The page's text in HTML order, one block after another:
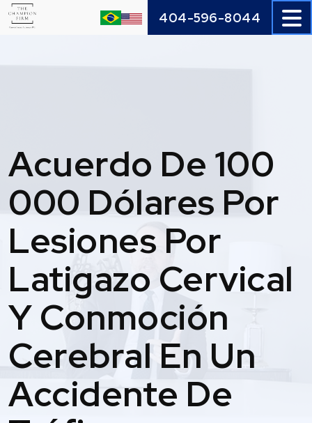
Skip
to
404-596-8044
Acuerdo De 100
000 Dólares Por
Lesiones Por
Latigazo Cervical
Y Conmoción
Cerebral En Un
Accidente De